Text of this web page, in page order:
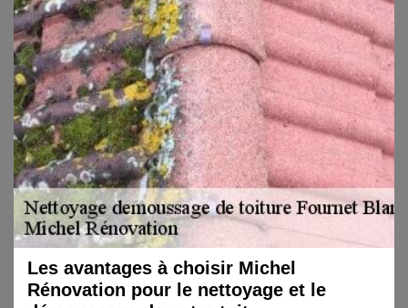
Les avantages à choisir Michel
Rénovation pour le nettoyage et le